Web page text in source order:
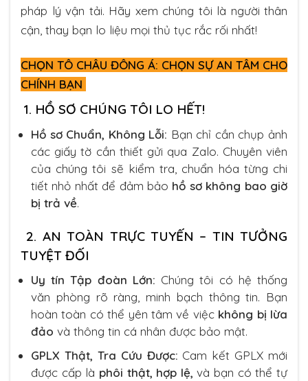
pháp lý vận tải. Hãy xem chúng tôi là người thân
cận, thay bạn lo liệu mọi thủ tục rắc rối nhất!
CHỌN TÔ CHÂU ĐÔNG Á: CHỌN SỰ AN TÂM CHO
CHÍNH BẠN
1. HỒ SƠ CHÚNG TÔI LO HẾT!
Hồ sơ Chuẩn, Không Lỗi: Bạn chỉ cần chụp ảnh
các giấy tờ cần thiết gửi qua Zalo. Chuyên viên
của chúng tôi sẽ kiểm tra, chuẩn hóa từng chi
tiết nhỏ nhất để đảm bảo hồ sơ không bao giờ
bị trả về.
2. AN TOÀN TRỰC TUYẾN – TIN TƯỞNG
TUYỆT ĐỐI
Uy tín Tập đoàn Lớn: Chúng tôi có hệ thống
văn phòng rõ ràng, minh bạch thông tin. Bạn
hoàn toàn có thể yên tâm về việc không bị lừa
đảo và thông tin cá nhân được bảo mật.
GPLX Thật, Tra Cứu Được: Cam kết GPLX mới
được cấp là phôi thật, hợp lệ, và bạn có thể tự